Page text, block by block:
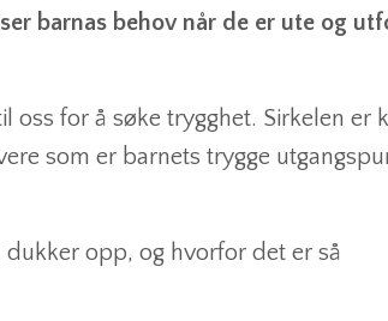
barnas behov når de er ute og
oss for å søke trygghet. Sirkelen er
som er barnets trygge
opp, og hvorfor det er så